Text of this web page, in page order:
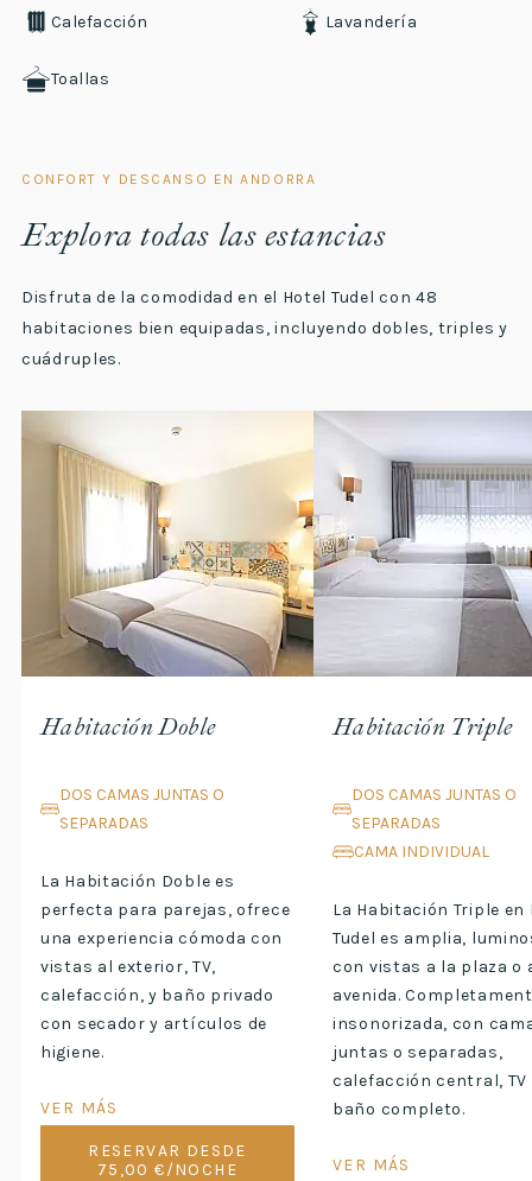
Calefacción Lavandería
Toallas
CONFORT Y DESCANSO EN ANDORRA
Explora todas las estancias
Disfruta de la comodidad en el Hotel Tudel con 48
habitaciones bien equipadas, incluyendo dobles, triples y
cuádruples.
Habitación Doble
DOS CAMAS JUNTAS O
SEPARADAS
La Habitación Doble es
perfecta para parejas, ofrece
una experiencia cómoda con
vistas al exterior, TV,
calefacción, y baño privado
con secador y artículos de
higiene.
VER MÁS
RESERVAR DESDE
75,00 €/NOCHE
Habitación Triple
DOS CAMAS JUNTAS O
SEPARADAS
CAMA INDIVIDUAL
La Habitación Triple en
Tudel es amplia,
con vistas a la plaza o
avenida.
insonorizada, con
juntas o separadas,
calefacción central, TV
baño completo.
VER MÁS